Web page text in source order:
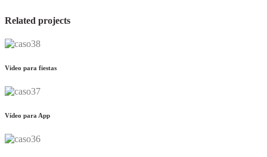
Related projects
Video para fiestas
Vídeo para App